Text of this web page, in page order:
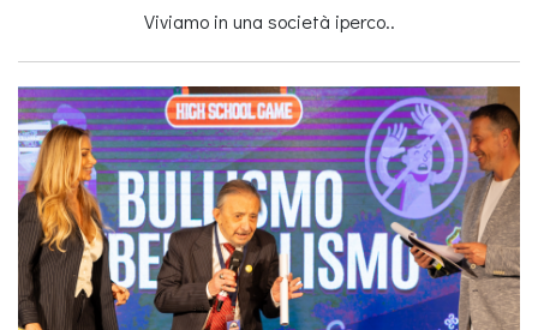
Viviamo in una società iperco..